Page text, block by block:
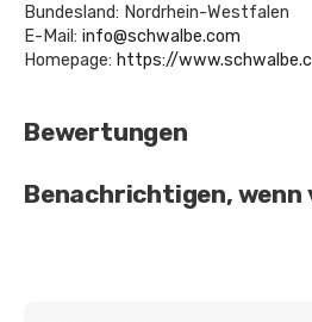
Bundesland: Nordrhein-Westfalen
E-Mail: info@schwalbe.com
Homepage: https://
Bewertungen
Benachrichtigen,